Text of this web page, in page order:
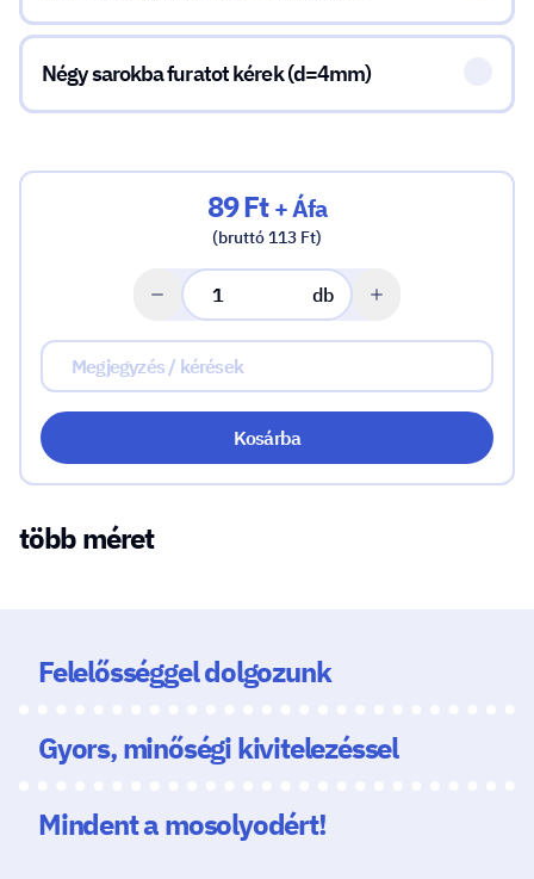
Négy sarokba furatot kérek (d=4mm)
89 Ft+ Áfa
(bruttó 113 Ft)
db
Kosárba
több méret
Felelősséggel dolgozunk
Gyors, minőségi kivitelezéssel
Mindent a mosolyodért!